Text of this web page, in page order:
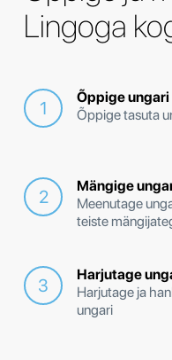
Lingoga
Õppige
Õppige tasuta
Mängige
Meenutage
teiste
Harjutage
Harjutage ja
ungari